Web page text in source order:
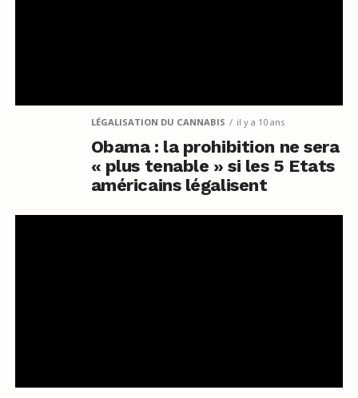
LÉGALISATION DU CANNABIS il y a 10 ans
Obama : la prohibition ne sera
« plus tenable » si les 5 Etats
américains légalisent